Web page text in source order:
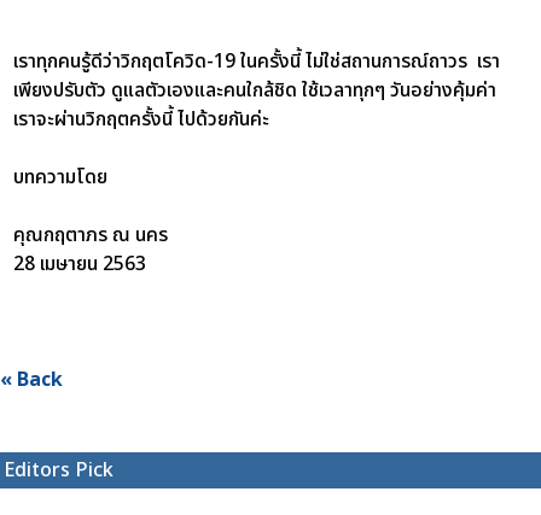
เราทุกคนรู้ดีว่าวิกฤตโควิด-19 ในครั้งนี้ ไม่ใช่สถานการณ์ถาวร เรา
เพียงปรับตัว ดูแลตัวเองและคนใกล้ชิด ใช้เวลาทุกๆ วันอย่างคุ้มค่า
เราจะผ่านวิกฤตครั้งนี้ ไปด้วยกันค่ะ
บทความโดย
คุณกฤตาภร ณ นคร
28 เมษายน 2563
« Back
Editors Pick